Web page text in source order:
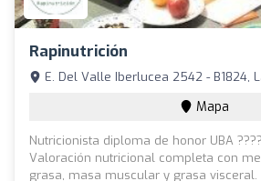
Rapinutrición
E. Del Valle Iberlucea 2542 - B1824,
Mapa
Nutricionista diploma de honor UBA
Valoración nutricional completa con
grasa, masa muscular y grasa visceral.